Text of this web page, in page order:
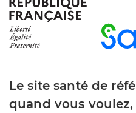
Le site santé de
quand vous